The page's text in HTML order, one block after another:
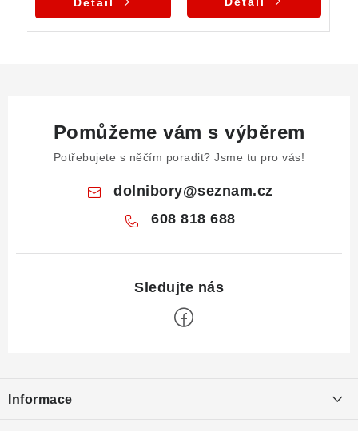
Pomůžeme vám s výběrem
Potřebujete s něčím poradit? Jsme tu pro vás!
dolnibory@seznam.cz
608 818 688
pInformace